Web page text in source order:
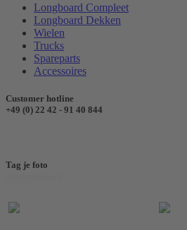
Longboard Compleet
Longboard Dekken
Wielen
Trucks
Spareparts
Accessoires
Customer hotline
+49 (0) 22 42 - 91 40 844
Tag je foto